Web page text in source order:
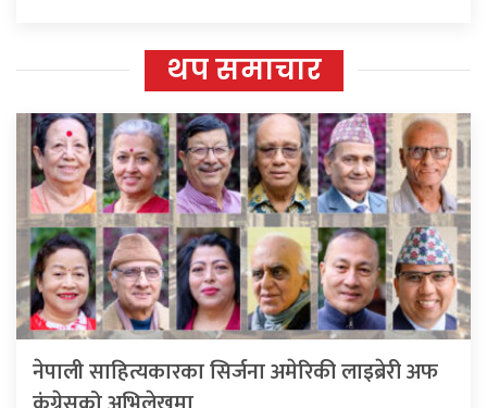
थप समाचार
नेपाली साहित्यकारका सिर्जना अमेरिकी लाइब्रेरी अफ